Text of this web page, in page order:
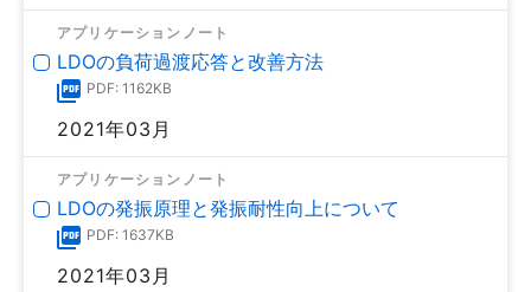
アプリケーションノート
LDOの負荷過渡応答と改善方法
PDF: 1162KB
2021年03月
アプリケーションノート
LDOの発振原理と発振耐性向上について
PDF: 1637KB
2021年03月